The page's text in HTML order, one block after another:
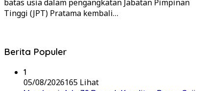
batas usia dalam pengangkatan Jabatan Pimpinan
Tinggi (JPT) Pratama kembali…
Berita Populer
1
05/08/2026165 Lihat